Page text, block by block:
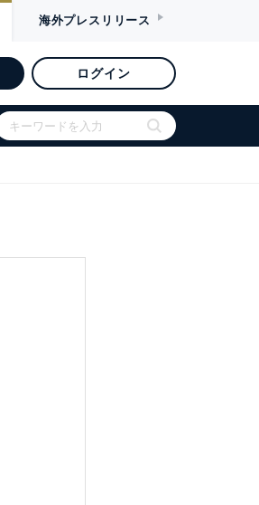
海外プレスリリース
ログイン